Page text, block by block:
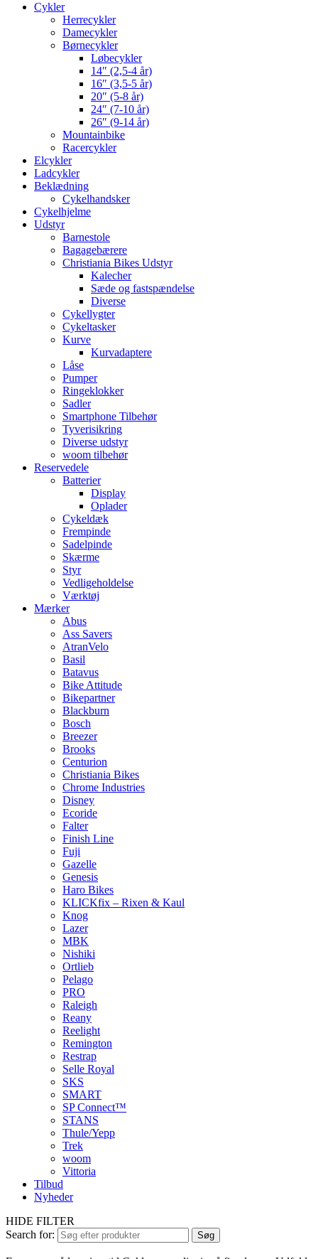
Cykler
Herrecykler
Damecykler
Børnecykler
Løbecykler
14″ (2,5-4 år)
16″ (3,5-5 år)
20″ (5-8 år)
24″ (7-10 år)
26″ (9-14 år)
Mountainbike
Racercykler
Elcykler
Ladcykler
Beklædning
Cykelhandsker
Cykelhjelme
Udstyr
Barnestole
Bagagebærere
Christiania Bikes Udstyr
Kalecher
Sæde og fastspændelse
Diverse
Cykellygter
Cykeltasker
Kurve
Kurvadaptere
Låse
Pumper
Ringeklokker
Sadler
Smartphone Tilbehør
Tyverisikring
Diverse udstyr
woom tilbehør
Reservedele
Batterier
Display
Oplader
Cykeldæk
Frempinde
Sadelpinde
Skærme
Styr
Vedligeholdelse
Værktøj
Mærker
Abus
Ass Savers
AtranVelo
Basil
Batavus
Bike Attitude
Bikepartner
Blackburn
Bosch
Breezer
Brooks
Centurion
Christiania Bikes
Chrome Industries
Disney
Ecoride
Falter
Finish Line
Fuji
Gazelle
Genesis
Haro Bikes
KLICKfix – Rixen & Kaul
Knog
Lazer
MBK
Nishiki
Ortlieb
Pelago
PRO
Raleigh
Reany
Reelight
Remington
Restrap
Selle Royal
SKS
SMART
SP Connect™
STANS
Thule/Yepp
Trek
woom
Vittoria
Tilbud
Nyheder
HIDE FILTER
Search for:
Søg